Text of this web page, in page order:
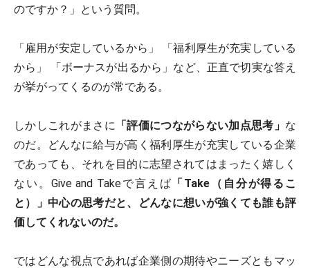
のですか？」という質問。
「雇用が安定しているから」 「福利厚生が充実している
から」 「ボーナスが出るから」など、正直で切実な答え
が挙がってくるのが常である。
しかしこれがまさに 「評価につながらない加点思考」 な
のだ。どんなに給与が高く福利厚生が充実している企業
であっても、それを目的に志望されてはまったく嬉しく
ない。Give and Takeで言えば 「Take（自分が得るこ
と）」中心の思考だと、どんなに想いが強くても誰も評
価してくれないのだ。
ではどんな視点であれば企業側の期待やニーズともマッ